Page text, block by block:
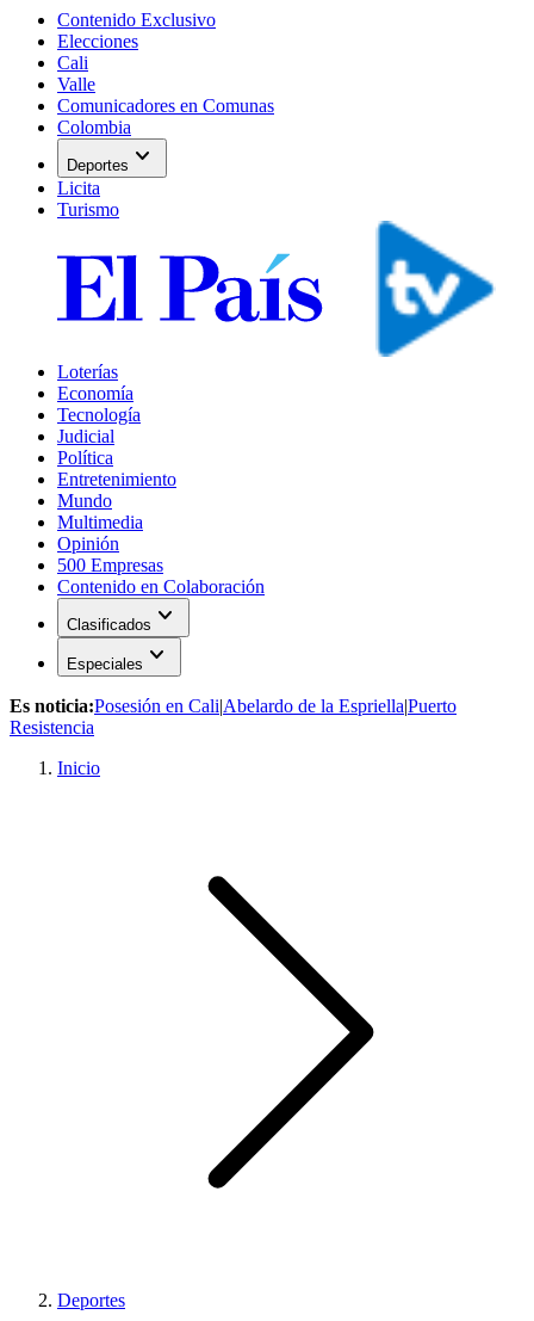
Contenido Exclusivo
Elecciones
Cali
Valle
Comunicadores en Comunas
Colombia
Deportes expand_more
Licita
Turismo
Loterías
Economía
Tecnología
Judicial
Política
Entretenimiento
Mundo
Multimedia
Opinión
500 Empresas
Contenido en Colaboración
Clasificados expand_more
Especiales expand_more
Es noticia:Posesión en Cali|Abelardo de la Espriella|Puerto
Resistencia
Inicio
Deportes